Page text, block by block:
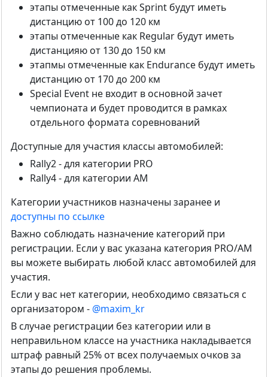
этапы отмеченные как Sprint будут иметь
дистанцию от 100 до 120 км
этапы отмеченные как Regular будут иметь
дистанцияю от 130 до 150 км
этапмы отмеченные как Endurance будут иметь
дистанцию от 170 до 200 км
Special Event не входит в основной зачет
чемпионата и будет проводится в рамках
отдельного формата соревнований
Доступные для участия классы автомобилей:
Rally2 - для категории PRO
Rally4 - для категории AM
Категории участников назначены заранее и
доступны по ссылке
Важно соблюдать назначение категорий при
регистрации. Если у вас указана категория PRO/AM
вы можете выбирать любой класс автомобилей для
участия.
Если у вас нет категории, необходимо связаться с
организатором - @maxim_kr
В случае регистрации без категории или в
неправильном классе на участника накладывается
штраф равный 25% от всех получаемых очков за
этапы до решения проблемы.